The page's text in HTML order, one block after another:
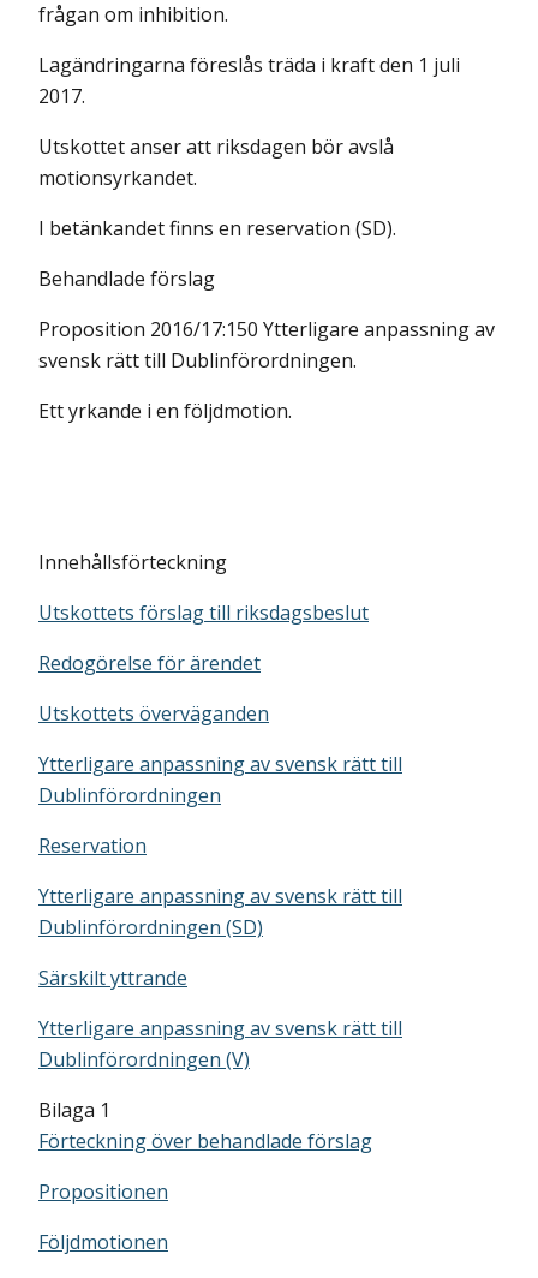
frågan om inhibition.
Lagändringarna föreslås träda i kraft den 1 juli
2017.
Utskottet anser att riksdagen bör avslå
motionsyrkandet.
I betänkandet finns en reservation (SD).
Behandlade förslag
Proposition 2016/17:150 Ytterligare anpassning av
svensk rätt till Dublinförordningen.
Ett yrkande i en följdmotion.
Innehållsförteckning
Utskottets förslag till riksdagsbeslut
Redogörelse för ärendet
Utskottets överväganden
Ytterligare anpassning av svensk rätt till
Dublinförordningen
Reservation
Ytterligare anpassning av svensk rätt till
Dublinförordningen (SD)
Särskilt yttrande
Ytterligare anpassning av svensk rätt till
Dublinförordningen (V)
Bilaga 1
Förteckning över behandlade förslag
Propositionen
Följdmotionen